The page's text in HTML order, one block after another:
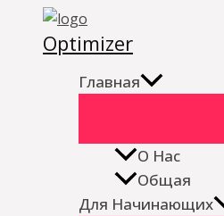
Перейти
Optimizer
Главная
О Нас
Общая
Для Начинающих